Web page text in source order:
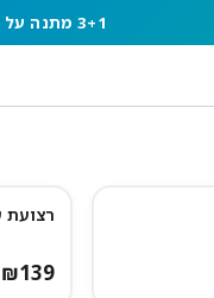
3+1 מתנה על כל הרצועות והאביזרים לשעונים חכמים
רצועת
₪139